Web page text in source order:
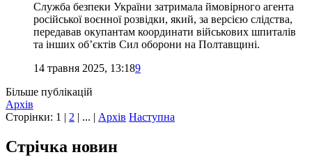
Служба безпеки України затримала ймовірного агента
російської воєнної розвідки, який, за версією слідства,
передавав окупантам координати військових шпиталів
та інших об’єктів Сил оборони на Полтавщині.
14 травня 2025, 13:189
Більше публікацій
Архів
Сторінки: 1 | 2 | ... | Архів Наступна
Стрічка новин